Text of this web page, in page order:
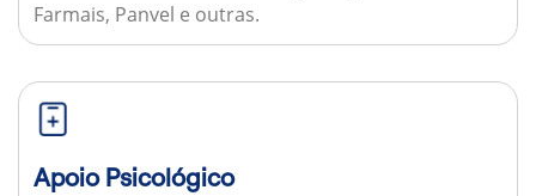
Farmais, Panvel e outras.
Apoio Psicológico